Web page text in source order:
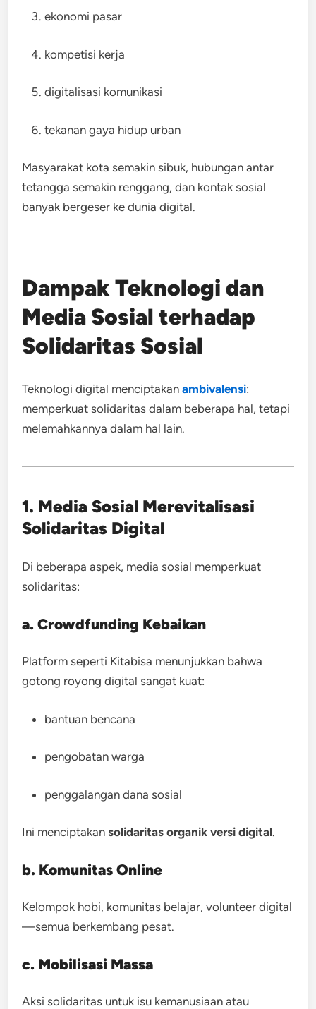
ekonomi pasar
kompetisi kerja
digitalisasi komunikasi
tekanan gaya hidup urban
Masyarakat kota semakin sibuk, hubungan antar
tetangga semakin renggang, dan kontak sosial
banyak bergeser ke dunia digital.
Dampak Teknologi dan
Media Sosial terhadap
Solidaritas Sosial
Teknologi digital menciptakanambivalensi:
memperkuat solidaritas dalam beberapa hal, tetapi
melemahkannya dalam hal lain.
1. Media Sosial Merevitalisasi
Solidaritas Digital
Di beberapa aspek, media sosial memperkuat
solidaritas:
a. Crowdfunding Kebaikan
Platform seperti Kitabisa menunjukkan bahwa
gotong royong digital sangat kuat:
bantuan bencana
pengobatan warga
penggalangan dana sosial
Ini menciptakansolidaritas organik versi digital.
b. Komunitas Online
Kelompok hobi, komunitas belajar, volunteer digital
—semua berkembang pesat.
c. Mobilisasi Massa
Aksi solidaritas untuk isu kemanusiaan atau